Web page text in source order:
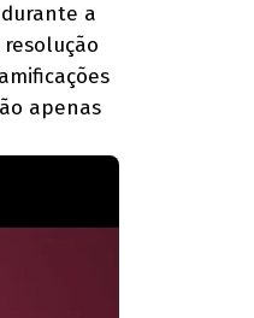
a
apenas